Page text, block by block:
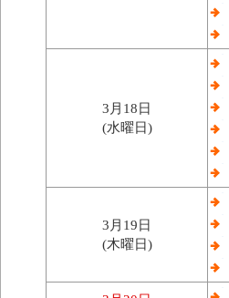
3月18日
(水曜日)
3月19日
(木曜日)